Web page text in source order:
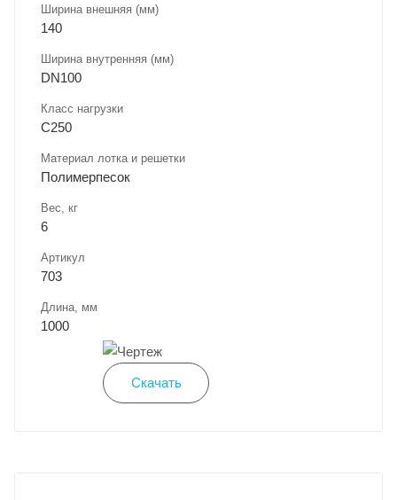
Ширина внешняя (мм)
140
Ширина внутренняя (мм)
DN100
Класс нагрузки
C250
Материал лотка и решетки
Полимерпесок
Вес, кг
6
Артикул
703
Длина, мм
1000
Скачать